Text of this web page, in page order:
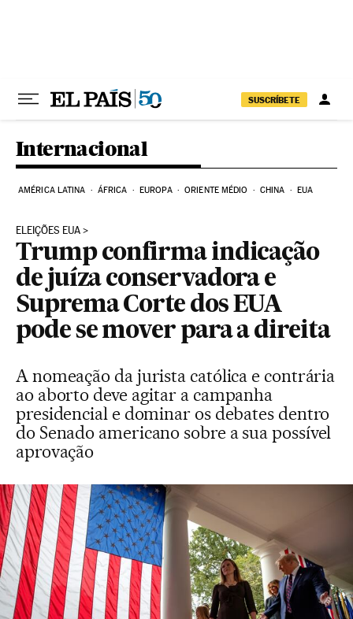
SUSCRÍBETE
Internacional
AMÉRICA LATINA ÁFRICA EUROPA ORIENTE MÉDIO CHINA EUA
ELEIÇÕES EUA
Trump confirma indicação
de juíza conservadora e
Suprema Corte dos EUA
pode se mover para a direita
A nomeação da jurista católica e contrária
ao aborto deve agitar a campanha
presidencial e dominar os debates dentro
do Senado americano sobre a sua possível
aprovação